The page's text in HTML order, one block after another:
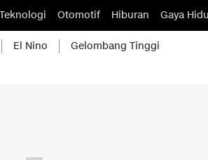
Teknologi Otomotif Hiburan Gaya
El Nino Gelombang Tinggi